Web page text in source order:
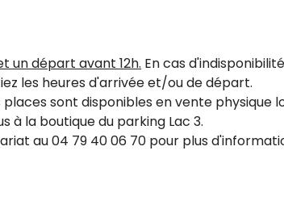
un départ avant 12h. En cas
les heures d'arrivée et/ou de départ.
places sont disponibles en vente physique
à la boutique du parking Lac 3.
au 04 79 40 06 70 pour plus